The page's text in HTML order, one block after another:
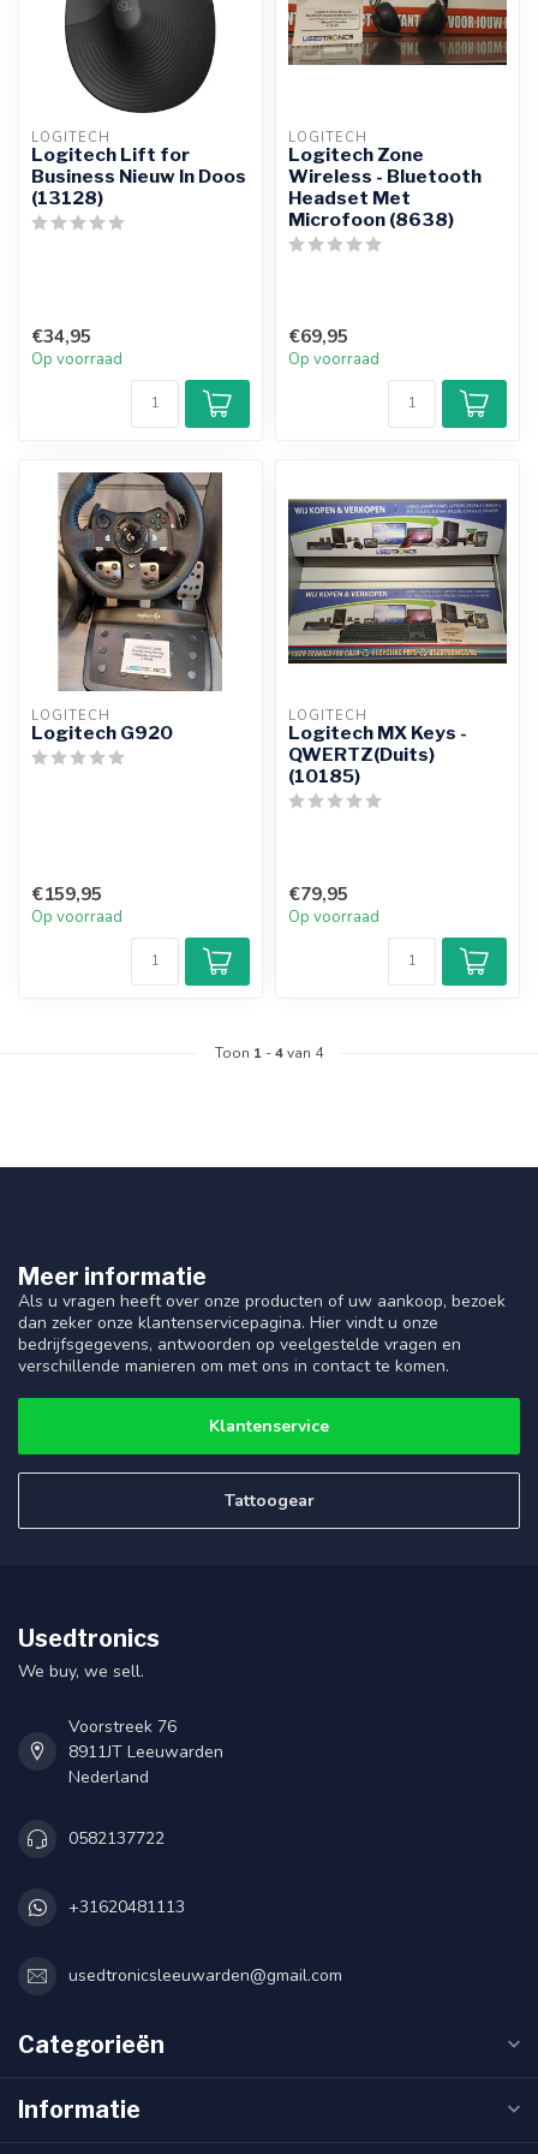
LOGITECH
Logitech Lift for
Business Nieuw In Doos
(13128)
€34,95
Op voorraad
LOGITECH
Logitech Zone
Wireless - Bluetooth
Headset Met
Microfoon (8638)
€69,95
Op voorraad
LOGITECH
Logitech G920
€159,95
Op voorraad
LOGITECH
Logitech MX Keys -
QWERTZ(Duits)
(10185)
€79,95
Op voorraad
Toon 1 -4van 4
Meer informatie
Als u vragen heeft over onze producten of uw aankoop, bezoek
dan zeker onze klantenservicepagina. Hier vindt u onze
bedrijfsgegevens, antwoorden op veelgestelde vragen en
verschillende manieren om met ons in contact te komen.
Klantenservice
Tattoogear
Usedtronics
We buy, we sell.
Voorstreek 76
8911JT Leeuwarden
Nederland
0582137722
+31620481113
usedtronicsleeuwarden@gmail.com
Categorieën
Informatie